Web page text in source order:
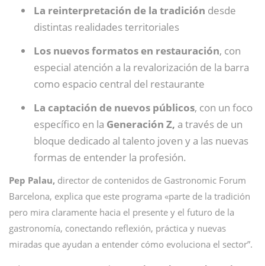
La reinterpretación de la tradición desde
distintas realidades territoriales
Los nuevos formatos en restauración, con
especial atención a la revalorización de la barra
como espacio central del restaurante
La captación de nuevos públicos, con un foco
específico en la Generación Z, a través de un
bloque dedicado al talento joven y a las nuevas
formas de entender la profesión.
Pep Palau, director de contenidos de Gastronomic Forum
Barcelona, explica que este programa «parte de la tradición
pero mira claramente hacia el presente y el futuro de la
gastronomía, conectando reflexión, práctica y nuevas
miradas que ayudan a entender cómo evoluciona el sector”.